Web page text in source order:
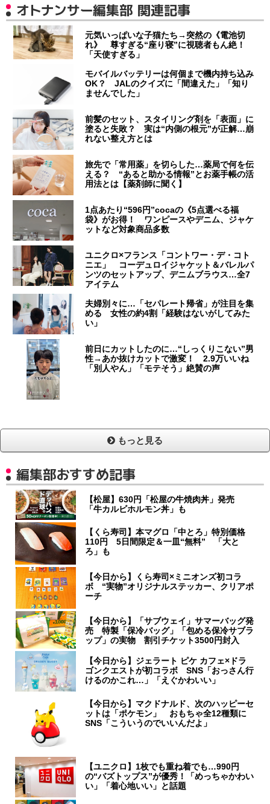
オトナンサー編集部 関連記事
元気いっぱいな子猫たち→突然の《電池切
れ》 尊すぎる“座り寝”に視聴者もん絶！
「天使すぎる」
モバイルバッテリーは何個まで機内持ち込み
OK？ JALのクイズに「間違えた」「知り
ませんでした」
前髪のセット、スタイリング剤を「表面」に
塗ると失敗？ 実は“内側の根元”が正解…崩
れない整え方とは
旅先で「常用薬」を切らした…薬局で何を伝
える？ “あると助かる情報”とお薬手帳の活
用法とは【薬剤師に聞く】
1点あたり“596円”cocaの《5点選べる福
袋》がお得！ ワンピースやデニム、ジャケ
ットなど対象商品多数
ユニクロ×フランス「コントワー・デ・コト
ニエ」 コーデュロイジャケット＆バレルパ
ンツのセットアップ、デニムブラウス…全7
アイテム
夫婦別々に…「セパレート帰省」が注目を集
める 女性の約4割「経験はないがしてみた
い」
前日にカットしたのに…“しっくりこない”男
性→あか抜けカットで激変！ 2.9万いいね
「別人やん」「モテそう」絶賛の声
もっと見る
編集部おすすめ記事
【松屋】630円「松屋の牛焼肉丼」発売
「牛カルビホルモン丼」も
【くら寿司】本マグロ「中とろ」特別価格
110円 5日間限定＆一皿“無料” 「大と
ろ」も
【今日から】くら寿司×ミニオンズ初コラ
ボ “実物”オリジナルステッカー、クリアポ
ーチ
【今日から】「サブウェイ」サマーバッグ発
売 特製「保冷バッグ」「包める保冷サブラ
ップ」の実物 割引チケット3500円封入
【今日から】ジェラート ピケ カフェ×ドラ
ゴンクエストが初コラボ SNS「おっさん行
けるのかこれ…」「えぐかわいい」
【今日から】マクドナルド、次のハッピーセ
ットは「ポケモン」 おもちゃ全12種類に
SNS「こういうのでいいんだよ」
【ユニクロ】1枚でも重ね着でも…990円
の“バズトップス”が優秀！「めっちゃかわい
い」「着心地いい」と話題